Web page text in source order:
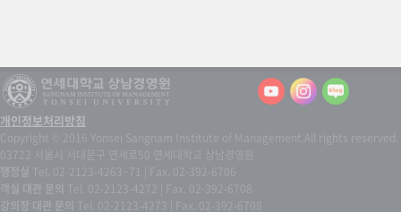
개인정보처리방침
Copyright © 2016 Yonsei Sangnam Institute of Management.All rights reserved.
03722 서울시 서대문구 연세로50 연세대학교 상남경영원
행정실 Tel. 02-2123-4263~71 | Fax. 02-392-6706
객실 대관 문의 Tel. 02-2123-4272 | Fax. 02-392-6708
강의장 대관 문의 Tel. 02-2123-4273 | Fax. 02-392-6708